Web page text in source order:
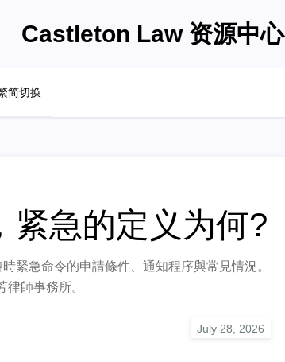
Castleton Law 资源中心
简切换
紧急的定义为何?
緊急命令的申請條件、通知程序與常見情況。
師事務所。